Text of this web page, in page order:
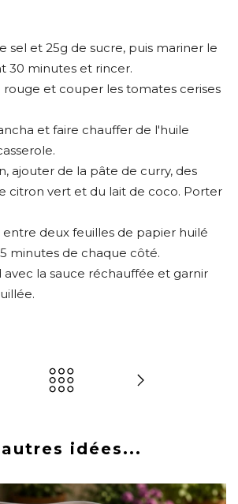
sel et 25g de sucre, puis mariner le
30 minutes et rincer.
rouge et couper les tomates cerises
et faire chauffer de l'huile
ajouter de la pâte de curry, des
citron vert et du lait de coco. Porter
entre deux feuilles de papier huilé
minutes de chaque côté.
avec la sauce réchauffée et garnir
idées...